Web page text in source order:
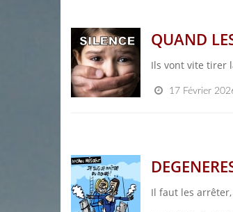
QUAND
Ils vont vite tirer
17 Février
Il faut les